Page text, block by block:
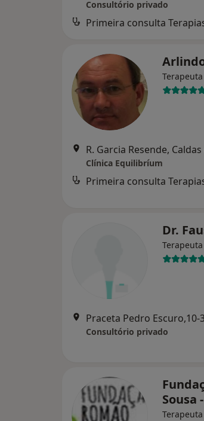
Consultório privado
R. Garcia Resende,
Clínica Equilibríum
Dr.
Consultório privado
Sousa